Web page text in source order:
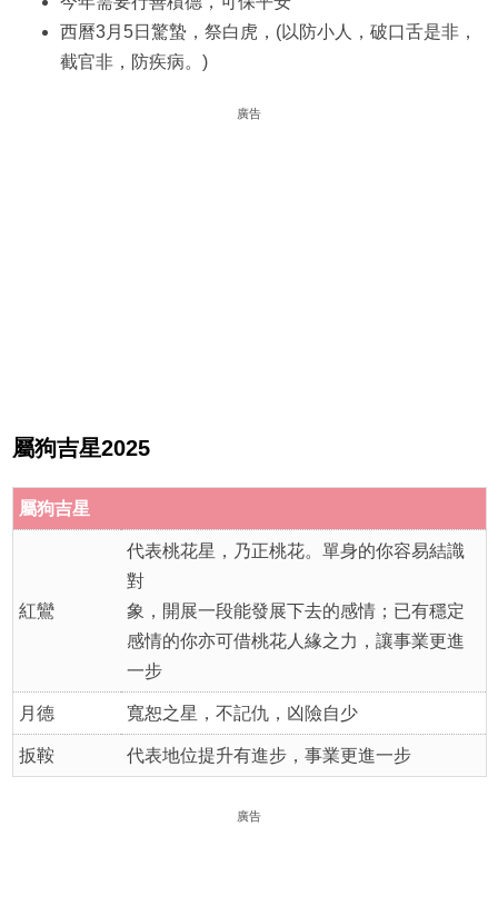
西曆3月5日驚蟄，祭白虎，(以防小人，破口舌是非，
截官非，防疾病。)
廣告
屬狗吉星2025
屬狗吉星
紅鸞
代表桃花星，乃正桃花。單身的你容易結識
對
象，開展一段能發展下去的感情；已有穩定
感情的你亦可借桃花人緣之力，讓事業更進
一步
月德 寬恕之星，不記仇，凶險自少
扳鞍 代表地位提升有進步，事業更進一步
廣告